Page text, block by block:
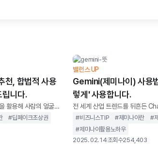
천, 합법적 사용
립니다.
활용해 사람의 얼굴이
미지 형태로 생성할
이트를 말합니다.과거
필요했지만, 이제는
#딥페이크초상권
밸런스 UP
Gemini(제미나이) 사용
렇게' 사용합니다.
전 세계 산업 트렌드를 뒤흔든
장을 장악하며AI 기술에서도 독보
았던 구글은 예상치 못한 강력한
다.Open AI의 Chat GPT가 등장
#비즈니스TIP #제미나이란 #
#제미나이활용노하우
2025. 02. 14조회수254,403